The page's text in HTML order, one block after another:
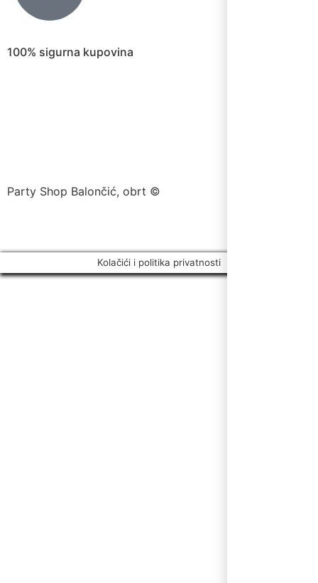
100% sigurna kupovina
Party Shop Balončić, obrt ©
Kolačići i politika privatnosti